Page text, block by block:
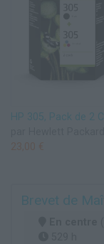
Brevet de